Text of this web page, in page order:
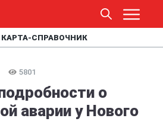
КАРТА-СПРАВОЧНИК
5801
о
аварии у Нового